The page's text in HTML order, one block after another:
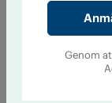
Genom